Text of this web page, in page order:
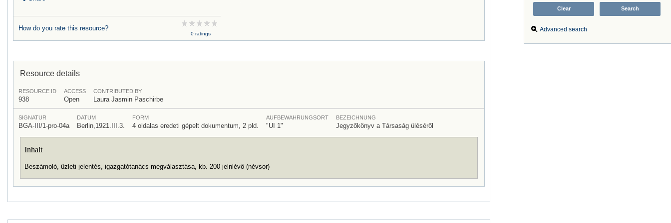
Advanced search
How do you rate this resource?
0 ratings
Resource details
RESOURCE ID
938
ACCESS
Open
CONTRIBUTED BY
Laura Jasmin Paschirbe
SIGNATUR
BGA-III/1-pro-04a
DATUM
Berlin,1921.III.3.
FORM
4 oldalas eredeti gépelt dokumentum, 2 pld.
AUFBEWAHRUNGSORT
"UI 1"
BEZEICHNUNG
Jegyzőkönyv a Társaság üléséről
Inhalt
Beszámoló, üzleti jelentés, igazgatótanács megválasztása, kb. 200 jelnlévő (névsor)